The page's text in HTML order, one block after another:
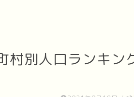
村別人口ランキン